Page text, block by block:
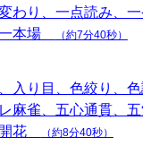
わり、一点読み、一
本場
（約7分40秒）
入り目、色絞り、
麻雀、五心通貫、五
開花
（約8分40秒）